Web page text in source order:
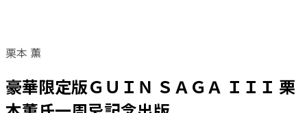
栗本 薫
豪華限定版ＧＵＩＮ ＳＡＧＡ ＩＩＩ 栗